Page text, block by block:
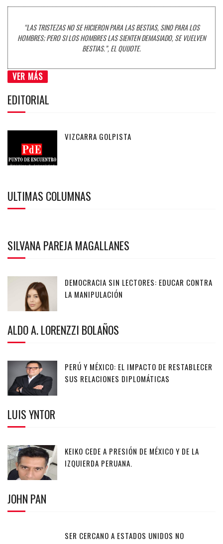
“LAS TRISTEZAS NO SE HICIERON PARA LAS BESTIAS, SINO PARA LOS
HOMBRES; PERO SI LOS HOMBRES LAS SIENTEN DEMASIADO, SE VUELVEN
BESTIAS.”, EL QUIJOTE.
VER MÁS
EDITORIAL
VIZCARRA GOLPISTA
ULTIMAS COLUMNAS
SILVANA PAREJA MAGALLANES
DEMOCRACIA SIN LECTORES: EDUCAR CONTRA
LA MANIPULACIÓN
ALDO A. LORENZZI BOLAÑOS
PERÚ Y MÉXICO: EL IMPACTO DE RESTABLECER
SUS RELACIONES DIPLOMÁTICAS
LUIS YNTOR
KEIKO CEDE A PRESIÓN DE MÉXICO Y DE LA
IZQUIERDA PERUANA.
JOHN PAN
SER CERCANO A ESTADOS UNIDOS NO